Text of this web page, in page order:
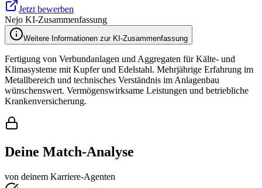
Jetzt bewerben
Nejo KI-Zusammenfassung
Weitere Informationen zur KI-Zusammenfassung
Fertigung von Verbundanlagen und Aggregaten für Kälte- und
Klimasysteme mit Kupfer und Edelstahl. Mehrjährige Erfahrung im
Metallbereich und technisches Verständnis im Anlagenbau
wünschenswert. Vermögenswirksame Leistungen und betriebliche
Krankenversicherung.
Deine Match-Analyse
von deinem Karriere-Agenten